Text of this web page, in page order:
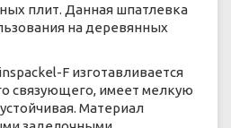
плит. Данная шпатлевка
на деревянных
F изготавливается
связующего, имеет мелкую
Материал